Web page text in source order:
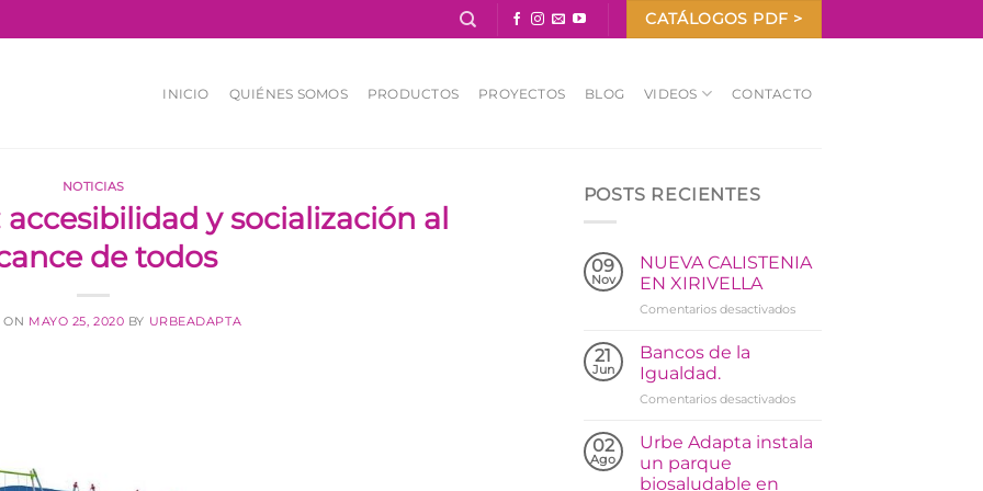
CATÁLOGOS PDF >
INICIO QUIÉNES SOMOS PRODUCTOS PROYECTOS BLOG VIDEOS CONTACTO
NOTICIAS
y socialización al
de todos
ON MAYO 25, 2020 BY URBEADAPTA
POSTS RECIENTES
09
Nov
NUEVA CALISTENIA
EN XIRIVELLA
Comentarios desactivadosen
21
Jun
Bancos de la
Igualdad.
Comentarios desactivadosen
de
la
02
Ago
Urbe Adapta instala
un parque
biosaludable en